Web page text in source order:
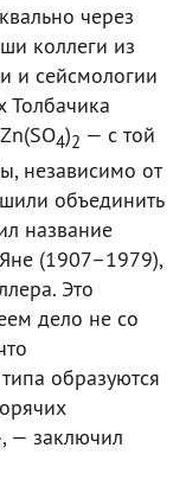
через
коллеги из
и сейсмологии
4)2 — с той
независимо от
объединить
название
(1907–1979),
Это
дело не со
образуются
— заключил